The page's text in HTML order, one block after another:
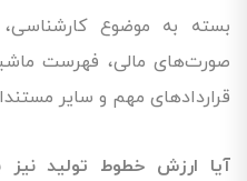
بسته به موضوع کارشناسی،
صورت‌های مالی، فهرست
قراردادهای مهم و سایر
آیا ارزش خطوط تولید